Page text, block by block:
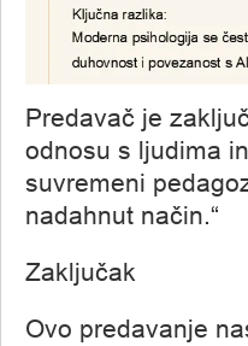
Predavač je
odnosu s ljudima
suvremeni
nadahnut način.“
Zaključak
Ovo predavanje